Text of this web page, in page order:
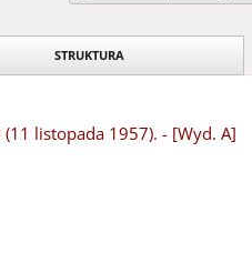
STRUKTURA
listopada 1957). - [Wyd. A]